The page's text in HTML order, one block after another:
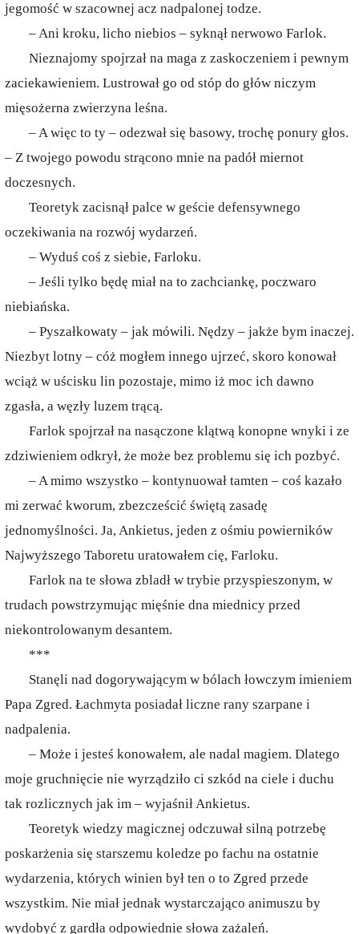
jegomość w szacownej acz nadpalonej todze.
– Ani kroku, licho niebios – syknął nerwowo Farlok.
Nieznajomy spojrzał na maga z zaskoczeniem i pewnym
zaciekawieniem. Lustrował go od stóp do głów niczym
mięsożerna zwierzyna leśna.
– A więc to ty – odezwał się basowy, trochę ponury głos.
– Z twojego powodu strącono mnie na padół miernot
doczesnych.
Teoretyk zacisnął palce w geście defensywnego
oczekiwania na rozwój wydarzeń.
– Wyduś coś z siebie, Farloku.
– Jeśli tylko będę miał na to zachciankę, poczwaro
niebiańska.
– Pyszałkowaty – jak mówili. Nędzy – jakże bym inaczej.
Niezbyt lotny – cóż mogłem innego ujrzeć, skoro konował
wciąż w uścisku lin pozostaje, mimo iż moc ich dawno
zgasła, a węzły luzem trącą.
Farlok spojrzał na nasączone klątwą konopne wnyki i ze
zdziwieniem odkrył, że może bez problemu się ich pozbyć.
– A mimo wszystko – kontynuował tamten – coś kazało
mi zerwać kworum, zbezcześcić świętą zasadę
jednomyślności. Ja, Ankietus, jeden z ośmiu powierników
Najwyższego Taboretu uratowałem cię, Farloku.
Farlok na te słowa zbladł w trybie przyspieszonym, w
trudach powstrzymując mięśnie dna miednicy przed
niekontrolowanym desantem.
***
Stanęli nad dogorywającym w bólach łowczym imieniem
Papa Zgred. Łachmyta posiadał liczne rany szarpane i
nadpalenia.
– Może i jesteś konowałem, ale nadal magiem. Dlatego
moje gruchnięcie nie wyrządziło ci szkód na ciele i duchu
tak rozlicznych jak im – wyjaśnił Ankietus.
Teoretyk wiedzy magicznej odczuwał silną potrzebę
poskarżenia się starszemu koledze po fachu na ostatnie
wydarzenia, których winien był ten o to Zgred przede
wszystkim. Nie miał jednak wystarczająco animuszu by
wydobyć z gardła odpowiednie słowa zażaleń.